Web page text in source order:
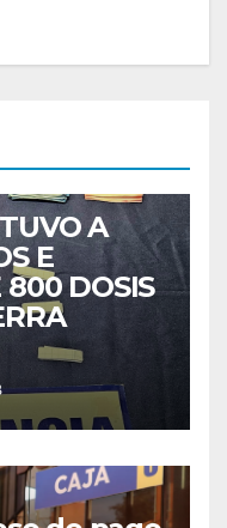
A
E
DOSIS